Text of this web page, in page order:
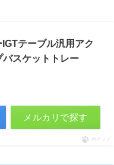
テーブル汎用アク
スケットトレー
メルカリで探す
ポチップ